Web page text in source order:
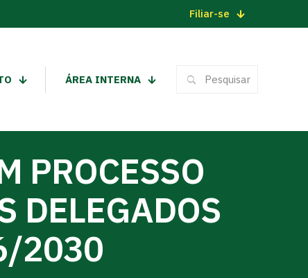
Filiar-se
ÁREA INTERNA
PROCESSO
DELEGADOS
2030